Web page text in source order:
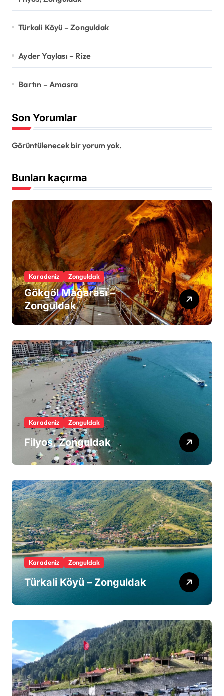
Türkali Köyü – Zonguldak
Ayder Yaylası – Rize
Bartın – Amasra
Son Yorumlar
Görüntülenecek bir yorum yok.
Bunları kaçırma
Karadeniz Zonguldak
Gökgöl Mağarası –
Zonguldak
Karadeniz Zonguldak
Filyos, Zonguldak
Karadeniz Zonguldak
Türkali Köyü – Zonguldak